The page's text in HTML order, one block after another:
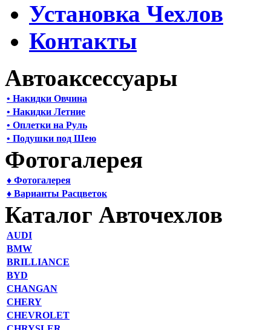
Установка Чехлов
Контакты
Автоаксессуары
• Накидки Овчина
• Накидки Летние
• Оплетки на Руль
• Подушки под Шею
Фотогалерея
♦ Фотогалерея
♦ Варианты Расцветок
Каталог Авточехлов
AUDI
BMW
BRILLIANCE
BYD
CHANGAN
CHERY
CHEVROLET